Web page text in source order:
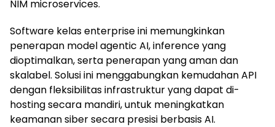
NIM microservices.
Software kelas enterprise ini memungkinkan
penerapan model agentic AI, inference yang
dioptimalkan, serta penerapan yang aman dan
skalabel. Solusi ini menggabungkan kemudahan API
dengan fleksibilitas infrastruktur yang dapat di-
hosting secara mandiri, untuk meningkatkan
keamanan siber secara presisi berbasis AI.